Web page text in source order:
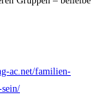
ac.net/familien-